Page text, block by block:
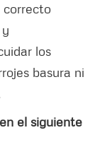
correcto
los
basura ni
el siguiente